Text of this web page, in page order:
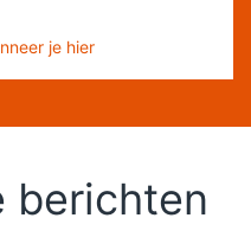
je hier
berichten